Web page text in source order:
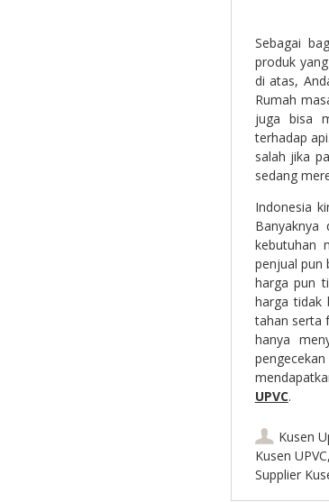
Sebagai
produk
di atas,
Rumah
juga bisa
terhadap
salah jika
sedang
Indonesia
kebutuhan
penjual pun
harga pun
harga tidak
tahan serta
hanya
UPVC.
Kusen
Kusen UPVC,
Supplier